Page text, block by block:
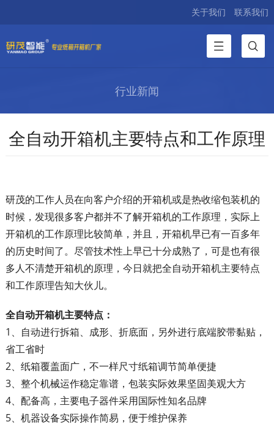
关于我们 联系我们
行业新闻
全自动开箱机主要特点和工作原理
研茂的工作人员在向客户介绍的开箱机或是热收缩包装机的
时候，发现很多客户都并不了解开箱机的工作原理，实际上
开箱机的工作原理比较简单，并且，开箱机早已有一百多年
的历史时间了。尽管技术性上早已十分成熟了，可是也有很
多人不清楚开箱机的原理，今日就把全自动开箱机主要特点
和工作原理告知大伙儿。
全自动开箱机主要特点：
1、自动进行拆箱、成形、折底面，另外进行底端胶带黏贴，
省工省时
2、纸箱覆盖面广，不一样尺寸纸箱调节简单便捷
3、整个机械运作稳定靠谱，包装实际效果坚固美观大方
4、配备高，主要电子器件采用国际性知名品牌
5、机器设备实际操作简易，便于维护保养